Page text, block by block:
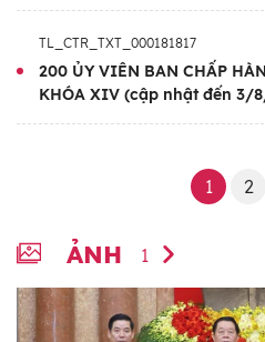
TL_CTR_TXT_000181817
200 ỦY VIÊN BAN CHẤP
KHÓA XIV (cập nhật đến 3/
1 2
ẢNH 1